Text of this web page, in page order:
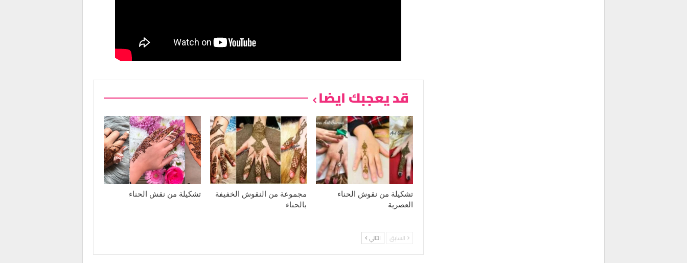
قد يعجبك ايضا
تشكيلة من نقوش الحناء
العصرية
مجموعة من النقوش الخفيفة
بالحناء
تشكيلة من نقش الحناء
السابق التالي